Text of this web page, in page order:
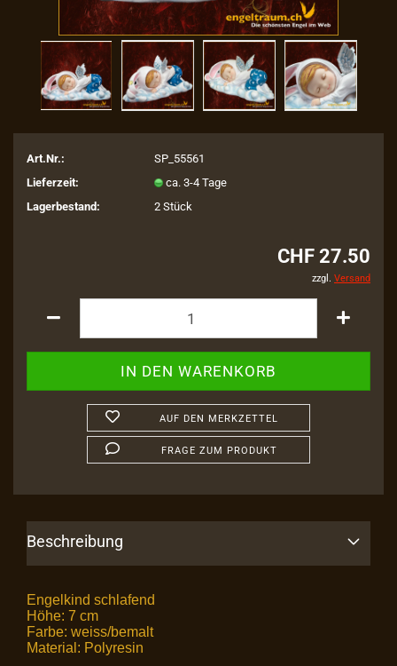
Art.Nr.:
SP_55561
Lieferzeit:
ca. 3-4 Tage
Lagerbestand:
2Stück
CHF 27.50
zzgl. Versand
AUF DEN MERKZETTEL
FRAGE ZUM PRODUKT
Beschreibung
Engelkind schlafend
Höhe: 7 cm
Farbe: weiss/bemalt
Material: Polyresin